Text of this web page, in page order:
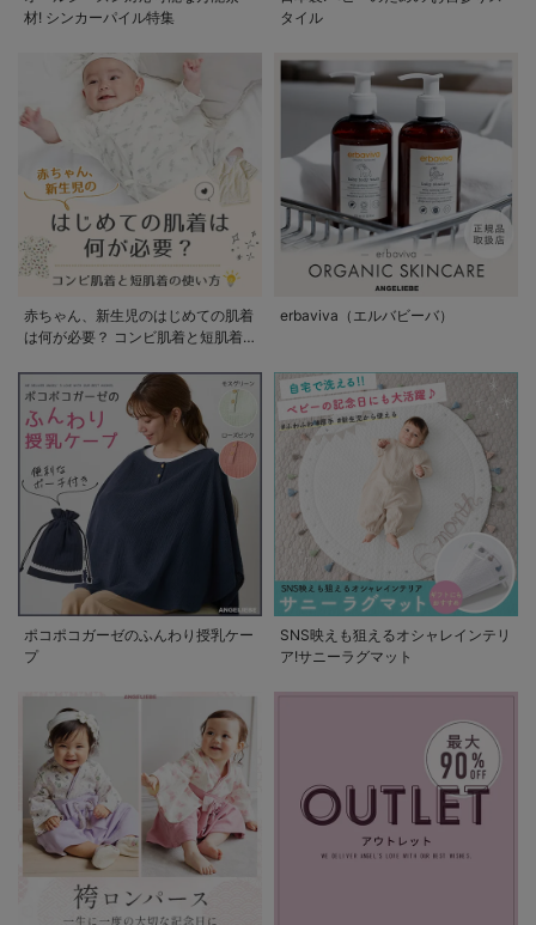
材! シンカーパイル特集
タイル
赤ちゃん、新生児のはじめての肌着
は何が必要？ コンビ肌着と短肌着
erbaviva（エルバビーバ）
ポコポコガーゼのふんわり授乳ケー
プ
SNS映えも狙えるオシャレインテリ
ア!サニーラグマット